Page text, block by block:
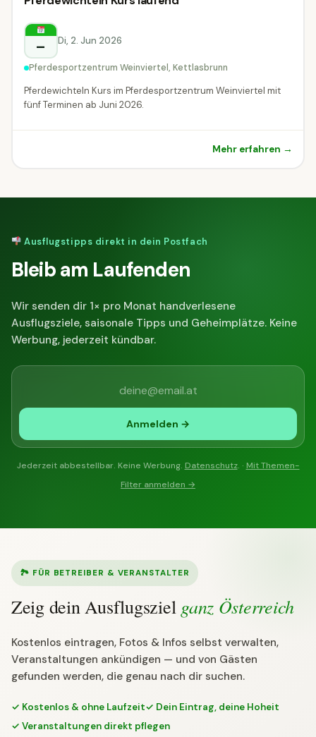
Kettlasbrunn
Sportturnier
– Di, 2. Jun 2026
Pferdesportzentrum Weinviertel, Kettlasbrunn
Pferdewichteln Kurs im Pferdesportzentrum Weinviertel mit
fünf Terminen ab Juni 2026.
Mehr erfahren →
Ausflugstipps direkt in dein Postfach
Bleib am Laufenden
Wir senden dir 1× pro Monat handverlesene
Ausflugsziele, saisonale Tipps und Geheimplätze. Keine
Werbung, jederzeit kündbar.
Anmelden →
Jederzeit abbestellbar. Keine Werbung. Datenschutz. · Mit Themen-
Filter anmelden →
🏞 FÜR BETREIBER & VERANSTALTER
Zeig dein Ausflugsziel ganz Österreich
Kostenlos eintragen, Fotos & Infos selbst verwalten,
Veranstaltungen ankündigen — und von Gästen
gefunden werden, die genau nach dir suchen.
✓ Kostenlos & ohne Laufzeit✓ Dein Eintrag, deine Hoheit
✓ Veranstaltungen direkt pflegen